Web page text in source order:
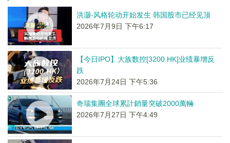
洪灏-风格轮动开始发生 韩国股市已经见顶
2026年7月9日 下午6:17
【今日IPO】大族数控[3200.HK]业绩暴增反
跌
2026年7月24日 下午5:36
奇瑞集團全球累計銷量突破2000萬輛
2026年7月27日 下午4:49